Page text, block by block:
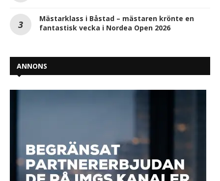
Mästarklass i Båstad – mästaren krönte en
fantastisk vecka i Nordea Open 2026
ANNONS